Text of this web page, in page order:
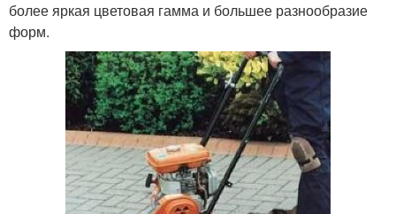
более яркая цветовая гамма и большее разнообразие
форм.